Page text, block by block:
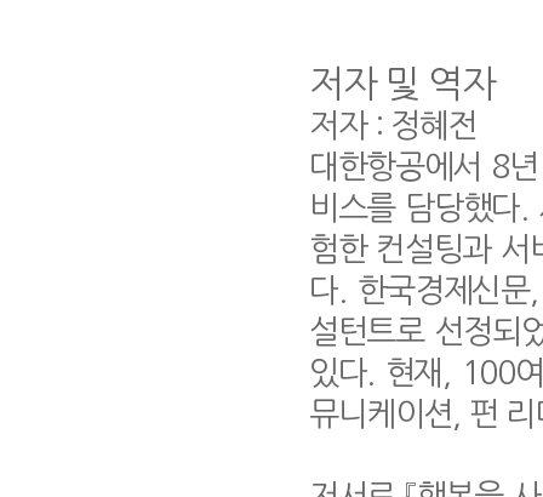
저자 및 역자
저자 : 정혜전
대한항공에서 8
비스를 담당했다
험한 컨설팅과
다. 한국경제신
설턴트로 선정되
있다. 현재, 100
뮤니케이션, 펀